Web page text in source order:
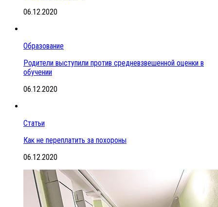
06.12.2020
Образование
Родители выступили против средневзвешенной оценки в
обучении
06.12.2020
Статьи
Как не переплатить за похороны
06.12.2020